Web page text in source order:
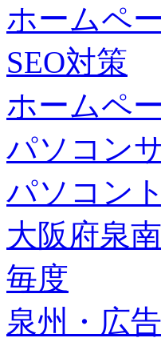
ホームペ
SEO対策
ホームペ
パソコン
パソコン
大阪府泉
毎度
泉州・広告